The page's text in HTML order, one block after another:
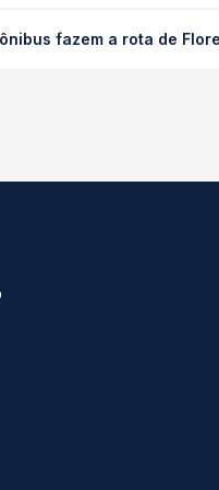
Na Quero Passagem
fazem a rota de